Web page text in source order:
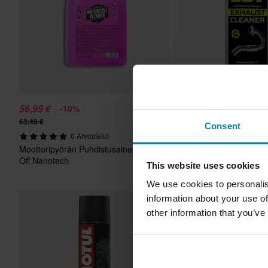
Consent
This website uses cookies
We use cookies to
information about your use
other information that
56,99 € -10%
63,49 €
6 Arvostelut
Moottoripyörän Puhdistusaine Muc-
Off Nanotech
24,99 € -22%
250ml
Huippuhinta!